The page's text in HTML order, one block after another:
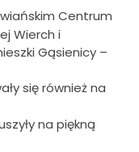
Centrum
Wierch i
Gąsienicy –
się również na
na piękną